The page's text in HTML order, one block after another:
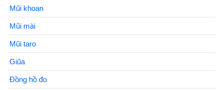
Mũi khoan
Mũi mài
Mũi taro
Giũa
Đồng hồ đo